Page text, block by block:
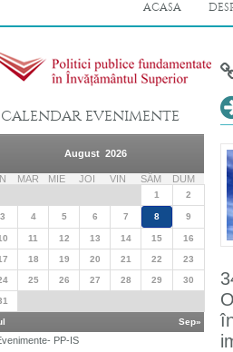
ACASA
EVENIMENTE
August 2026
MAR MIE JOI VIN SÂM DUM
Sep»
1 2
3 4 5 6 7 8 9
11 12 13 14 15 16
18 19 20 21 22 23
25 26 27 28 29 30
PP-IS